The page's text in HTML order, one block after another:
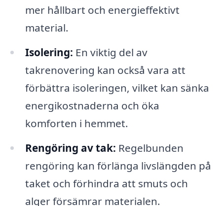
mer hållbart och energieffektivt
material.
Isolering: En viktig del av
takrenovering kan också vara att
förbättra isoleringen, vilket kan sänka
energikostnaderna och öka
komforten i hemmet.
Rengöring av tak: Regelbunden
rengöring kan förlänga livslängden på
taket och förhindra att smuts och
alger försämrar materialen.